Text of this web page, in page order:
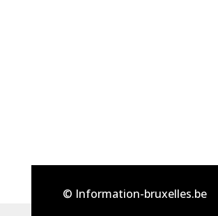
© Information-bruxelles.be